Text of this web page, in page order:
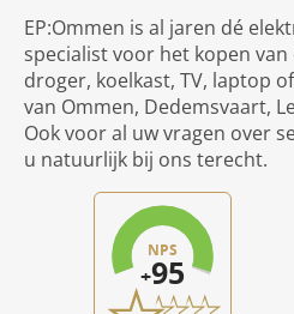
EP:Ommen is al jaren dé
specialist voor het kopen van
droger, koelkast, TV, laptop
van Ommen, Dedemsvaart,
Ook voor al uw vragen over
u natuurlijk bij ons terecht.